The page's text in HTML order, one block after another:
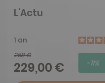
L'Actu
1 an
258 €
229,00 € -11%